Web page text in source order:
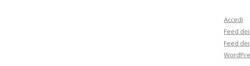
Accedi
Feed
Feed